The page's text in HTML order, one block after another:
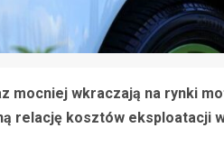
mocniej wkraczają na rynki
relację kosztów eksploatacji